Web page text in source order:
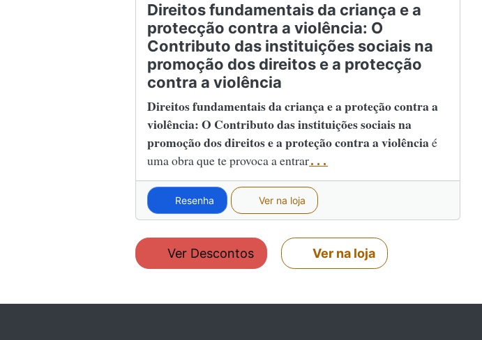
Direitos fundamentais da criança e a
protecção contra a violência: O
Contributo das instituições sociais na
promoção dos direitos e a protecção
contra a violência
Direitos fundamentais da criança e a proteção contra a
violência: O Contributo das instituições sociais na
promoção dos direitos e a proteção contra a violênciaé
uma obra que te provoca a entrar...
Resenha Ver na loja
Ver Descontos Ver na loja